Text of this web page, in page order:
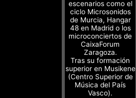
escenarios como el
ciclo Microsonidos
de Murcia, Hangar
48 en Madrid o los
microconciertos de
CaixaForum
Zaragoza.
Tras su formación
superior en Musikene
(Centro Superior de
Música del País
Vasco).